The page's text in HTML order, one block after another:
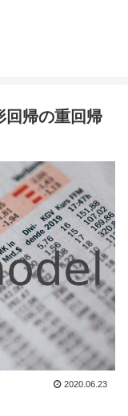
帰の重回帰
2020.06.23